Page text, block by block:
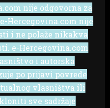
nije odgovorna za
Hercegovina.com nije
i ne polaže nikakva
e-Hercegovina.com
i autorska
po prijavi povrede
vlasništva ili
sve sadržaje